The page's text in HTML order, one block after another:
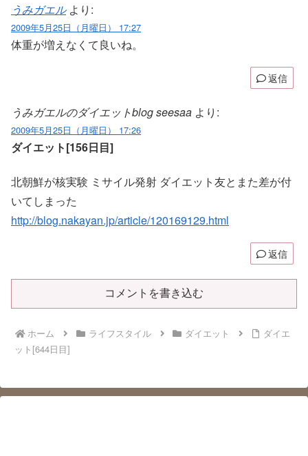
うみガエル より:
2009年5月25日（月曜日） 17:27
体重が増えなくて良いね。
返信
うみガエルのダイエットblog seesaa より:
2009年5月25日（月曜日） 17:26
ダイエット[156日目]
北朝鮮が核実験 ミサイル発射 ダイエット友とまた差が付
いてしまった
http://blog.nakayan.jp/article/120169129.html
返信
コメントを書き込む
ホーム ライフスタイル ダイエット
ダイエ
ット[644日目]